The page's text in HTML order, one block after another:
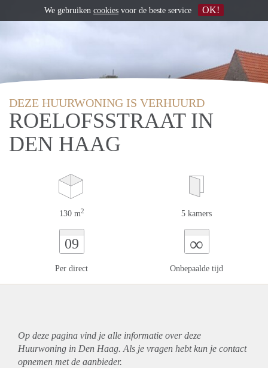
DEZE HUURWONING IS VERHUURD
ROELOFSSTRAAT IN
DEN HAAG
130 m2 5 kamers
09
Per direct
∞
Onbepaalde tijd
Op deze pagina vind je alle informatie over deze
Huurwoning in Den Haag. Als je vragen hebt kun je contact
opnemen met de aanbieder.
We gebruiken cookies voor de beste service OK!